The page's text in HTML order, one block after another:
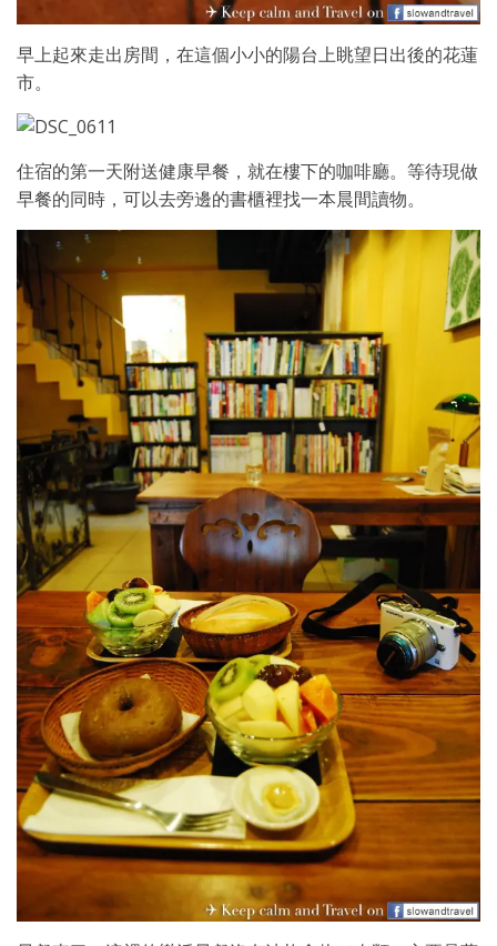
早上起來走出房間，在這個小小的陽台上眺望日出後的花蓮
市。
住宿的第一天附送健康早餐，就在樓下的咖啡廳。等待現做
早餐的同時，可以去旁邊的書櫃裡找一本晨間讀物。